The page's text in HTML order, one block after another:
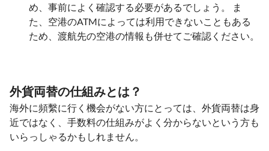
め、事前によく確認する必要があるでしょう。 ま
た、空港のATMによっては利用できないこともある
ため、渡航先の空港の情報も併せてご確認ください。
外貨両替の仕組みとは？
海外に頻繫に行く機会がない方にとっては、外貨両替は身
近ではなく、手数料の仕組みがよく分からないという方も
いらっしゃるかもしれません。